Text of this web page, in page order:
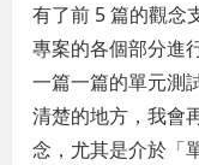
有了前 5 篇的觀念
專案的各個部分進
一篇一篇的單元測
清楚的地方，我會
念，尤其是介於「